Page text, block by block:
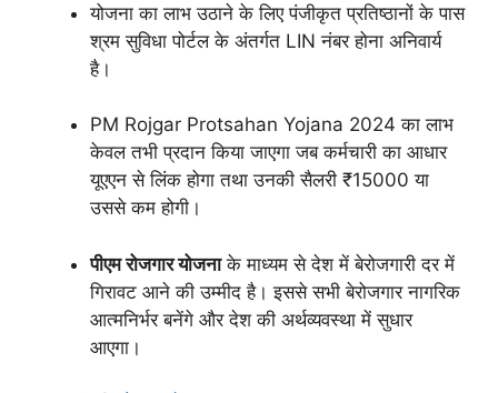
योजना का लाभ उठाने के लिए पंजीकृत प्रतिष्ठानों के पास
श्रम सुविधा पोर्टल के अंतर्गत LIN नंबर होना अनिवार्य
है।
PM Rojgar Protsahan Yojana 2024 का लाभ
केवल तभी प्रदान किया जाएगा जब कर्मचारी का आधार
यूएएन से लिंक होगा तथा उनकी सैलरी ₹15000 या
उससे कम होगी।
पीएम रोजगार योजनाके माध्यम से देश में बेरोजगारी दर में
गिरावट आने की उम्मीद है। इससे सभी बेरोजगार नागरिक
आत्मनिर्भर बनेंगे और देश की अर्थव्यवस्था में सुधार
आएगा।